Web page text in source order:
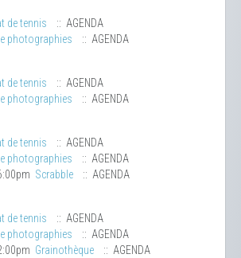
de tennis
:: AGENDA
photographies
:: AGENDA
de tennis
:: AGENDA
photographies
:: AGENDA
de tennis
:: AGENDA
photographies
:: AGENDA
Scrabble :: AGENDA
de tennis
:: AGENDA
photographies
:: AGENDA
Grainothèque :: AGENDA